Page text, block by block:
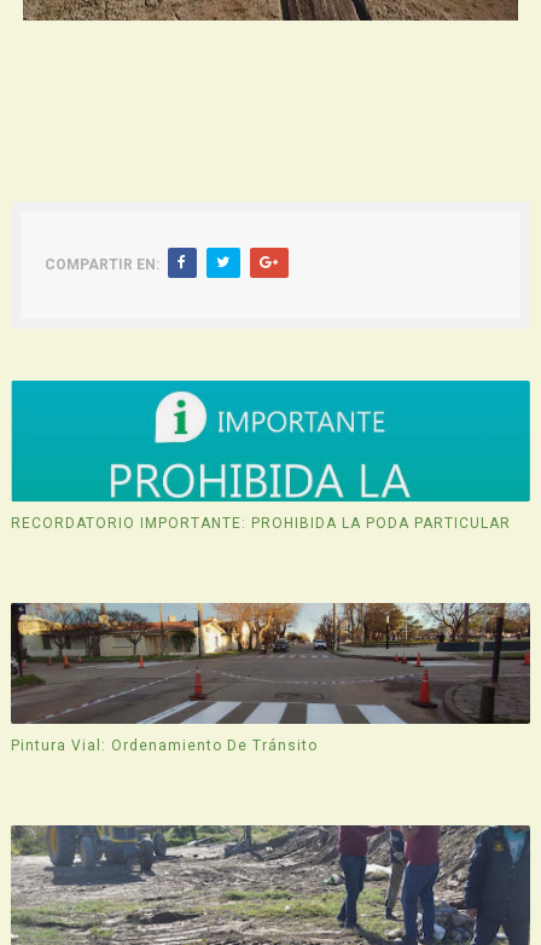
COMPARTIR EN:
RECORDATORIO IMPORTANTE: PROHIBIDA LA PODA PARTICULAR
Pintura Vial: Ordenamiento De Tránsito